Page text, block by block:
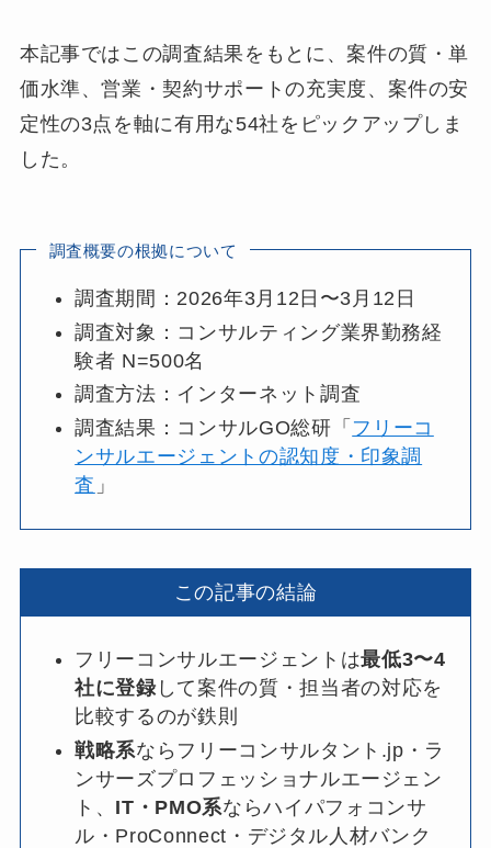
本記事ではこの調査結果をもとに、案件の質・単
価水準、営業・契約サポートの充実度、案件の安
定性の3点を軸に有用な54社をピックアップしま
した。
調査概要の根拠について
調査期間：2026年3月12日〜3月12日
調査対象：コンサルティング業界勤務経
験者 N=500名
調査方法：インターネット調査
調査結果：コンサルGO総研「 フリーコ
ンサルエージェントの認知度・印象調
査 」
この記事の結論
フリーコンサルエージェントは最低3〜4
社に登録して案件の質・担当者の対応を
比較するのが鉄則
戦略系ならフリーコンサルタント.jp・ラ
ンサーズプロフェッショナルエージェン
ト、 IT・PMO系ならハイパフォコンサ
ル・ProConnect・デジタル人材バンク